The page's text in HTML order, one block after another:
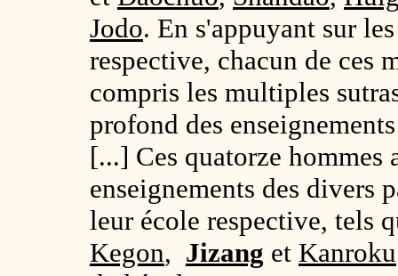
Jodo. En s'appuyant sur
respective, chacun de ces
compris les multiples
profond des
[...] Ces quatorze hommes
enseignements des divers
leur école respective, tels
Kegon, Jizang et Kanroku